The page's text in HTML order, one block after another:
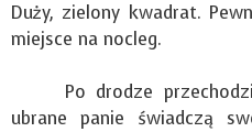
Duży, zielony kwadrat.
miejsce na nocleg.
Po drodze
ubrane panie świadczą